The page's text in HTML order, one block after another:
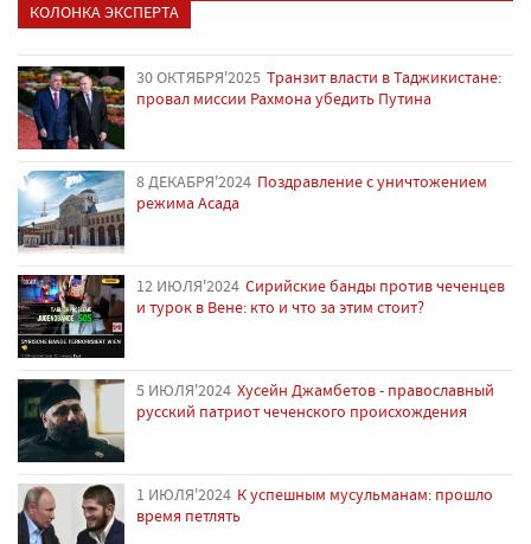
КОЛОНКА ЭКСПЕРТА
30 ОКТЯБРЯ'2025 Транзит власти в Таджикистане:
провал миссии Рахмона убедить Путина
8 ДЕКАБРЯ'2024 Поздравление с уничтожением
режима Асада
12 ИЮЛЯ'2024 Сирийские банды против чеченцев
и турок в Вене: кто и что за этим стоит?
5 ИЮЛЯ'2024 Хусейн Джамбетов - православный
русский патриот чеченского происхождения
1 ИЮЛЯ'2024 К успешным мусульманам: прошло
время петлять